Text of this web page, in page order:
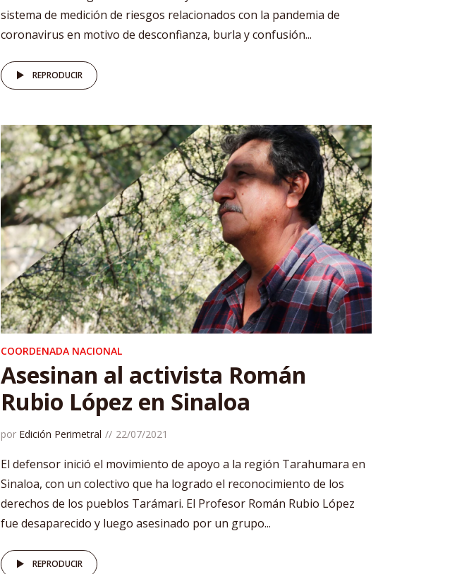
sistema de medición de riesgos relacionados con la pandemia de
coronavirus en motivo de desconfianza, burla y confusión...
REPRODUCIR
COORDENADA NACIONAL
Asesinan al activista Román
Rubio López en Sinaloa
por Edición Perimetral 22/07/2021
El defensor inició el movimiento de apoyo a la región Tarahumara en
Sinaloa, con un colectivo que ha logrado el reconocimiento de los
derechos de los pueblos Tarámari. El Profesor Román Rubio López
fue desaparecido y luego asesinado por un grupo...
REPRODUCIR